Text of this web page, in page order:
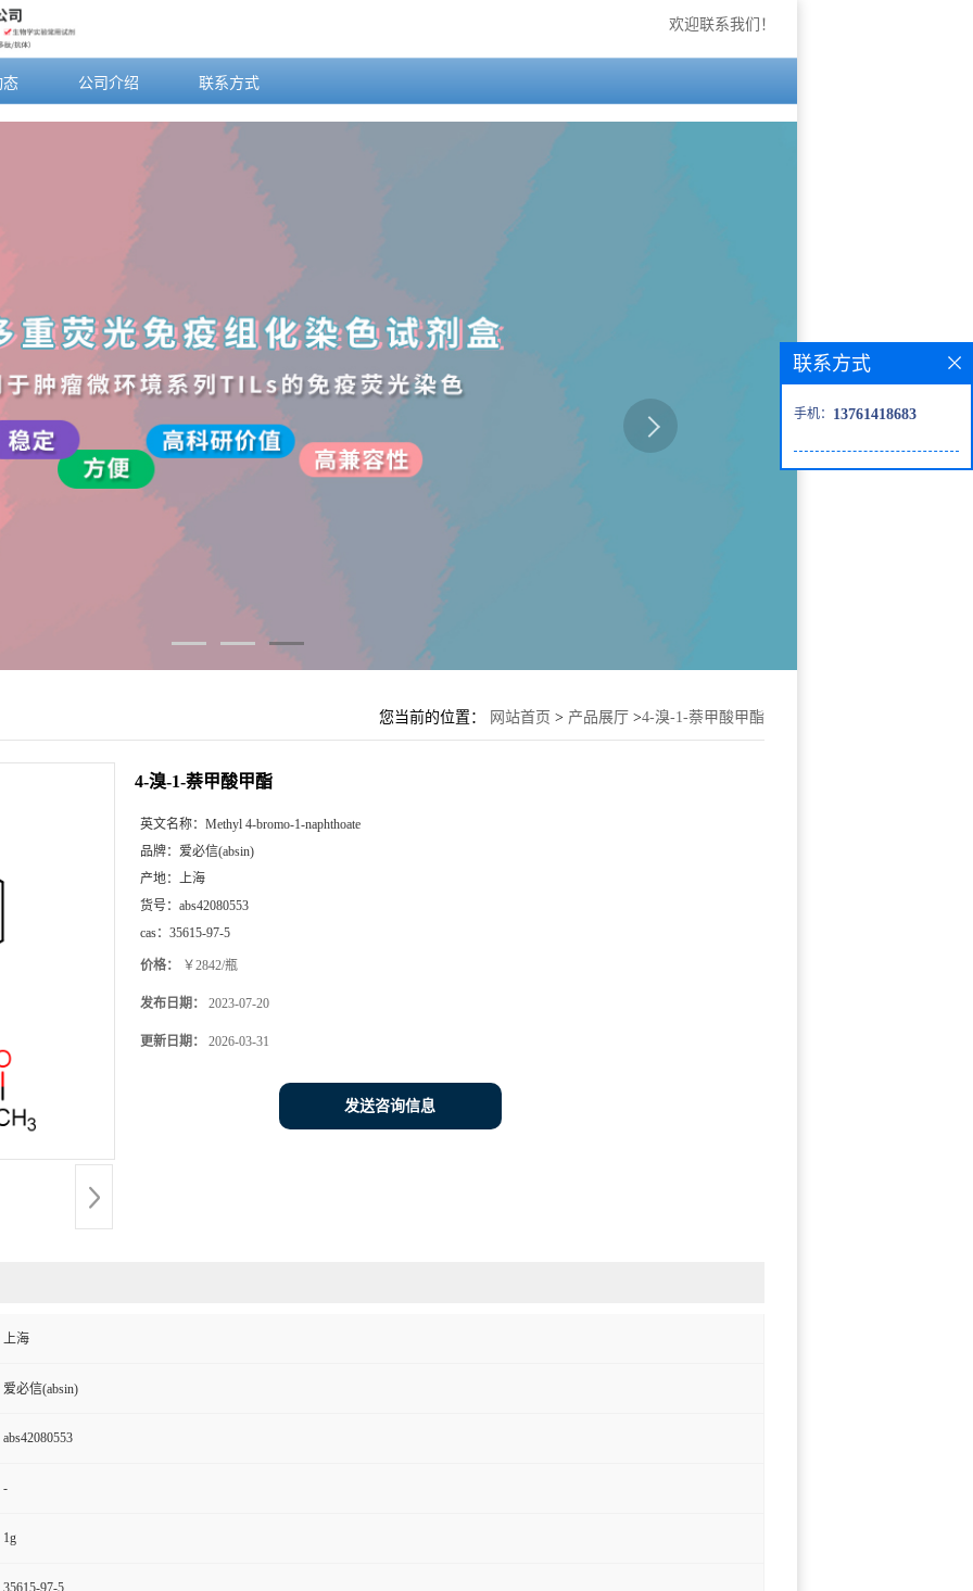
欢迎联系我们！
态 公司介绍 联系方式
您当前的位置： 网站首页 > 产品展厅 >4-溴-1-萘甲酸甲酯
4-溴-1-萘甲酸甲酯
英文名称： Methyl 4-bromo-1-naphthoate
品牌： 爱必信(absin)
产地： 上海
货号： abs42080553
cas： 35615-97-5
价格： ￥2842/瓶
发布日期： 2023-07-20
更新日期： 2026-03-31
发送咨询信息
上海
爱必信(absin)
abs42080553
-
1g
35615-97-5
联系方式
手机： 13761418683